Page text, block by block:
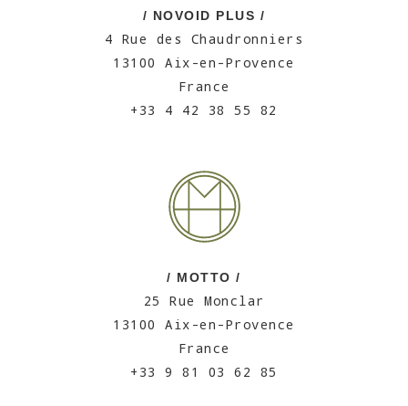
/ NOVOID PLUS /
4 Rue des Chaudronniers
13100 Aix-en-Provence
France
+33 4 42 38 55 82
/ MOTTO /
25 Rue Monclar
13100 Aix-en-Provence
France
+33 9 81 03 62 85